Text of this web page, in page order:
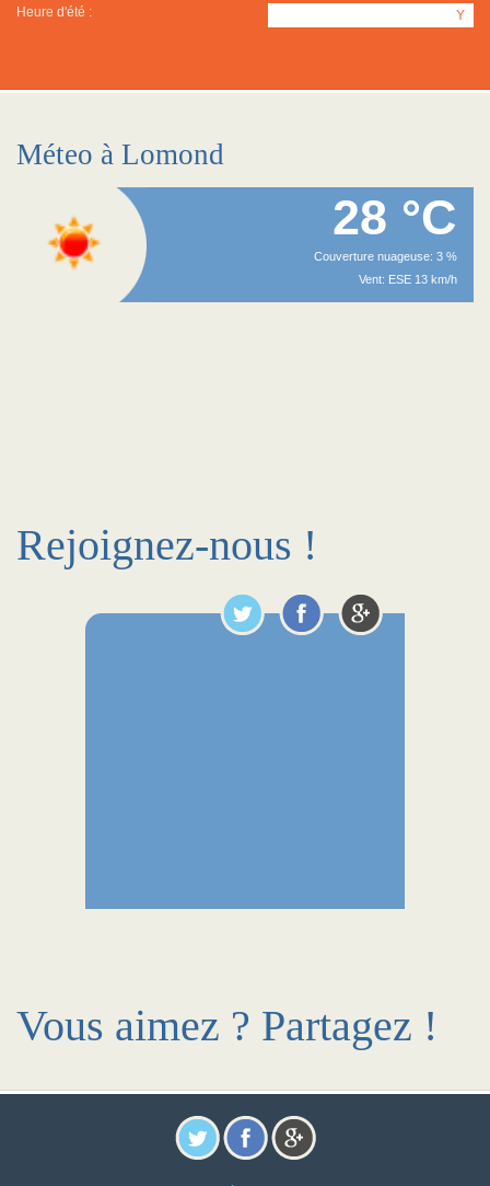
Heure d'été : Y
Méteo à Lomond
28 °C
Couverture nuageuse: 3 %
Vent: ESE 13 km/h
Rejoignez-nous !
Vous aimez ? Partagez !